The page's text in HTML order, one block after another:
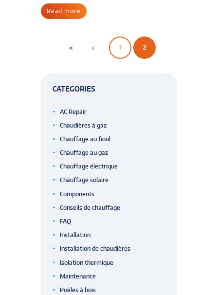
Read more
1 2
CATEGORIES
AC Repair
Chaudières à gaz
Chauffage au fioul
Chauffage au gaz
Chauffage électrique
Chauffage solaire
Components
Conseils de chauffage
FAQ
Installation
Installation de chaudières
Isolation thermique
Maintenance
Poêles à bois